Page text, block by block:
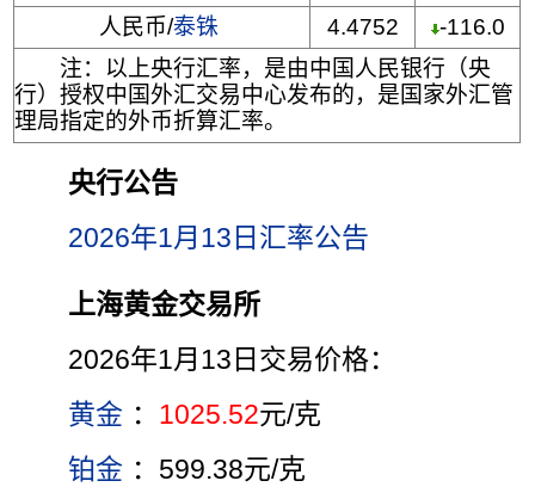
人民币/泰铢 4.4752
-116.0
注：以上央行汇率，是由中国人民银行（央
行）授权中国外汇交易中心发布的，是国家外汇管
理局指定的外币折算汇率。
央行公告
2026年1月13日汇率公告
上海黄金交易所
2026年1月13日交易价格：
黄金 ： 1025.52元/克
铂金 ：599.38元/克